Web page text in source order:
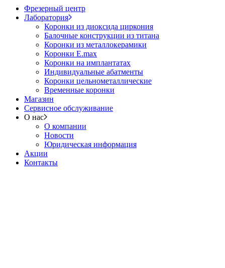
Фрезерный центр
Лаборатория
Коронки из диоксида циркония
Балочные конструкции из титана
Коронки из металлокерамики
Коронки E.max
Коронки на имплантатах
Индивидуальные абатменты
Коронки цельнометаллические
Временные коронки
Магазин
Сервисное обслуживание
О нас
О компании
Новости
Юридическая информация
Акции
Контакты